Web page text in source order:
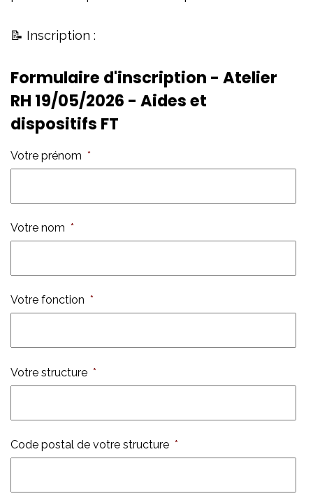
📝 Inscription :
Formulaire d'inscription - Atelier
RH 19/05/2026 - Aides et
dispositifs FT
Votre prénom *
Votre nom *
Votre fonction *
Votre structure *
Code postal de votre structure *